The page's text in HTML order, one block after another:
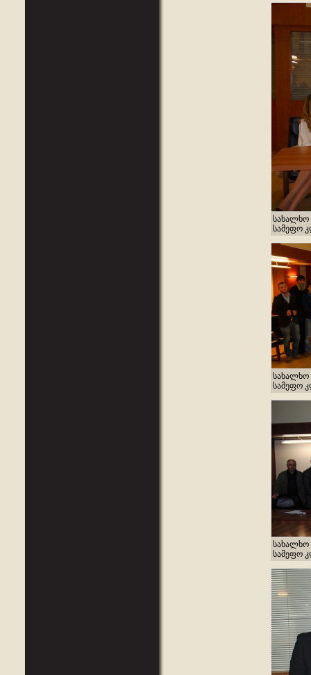
სახალხო
სამეფო
სახალხო
სამეფო
სახალხო
სამეფო